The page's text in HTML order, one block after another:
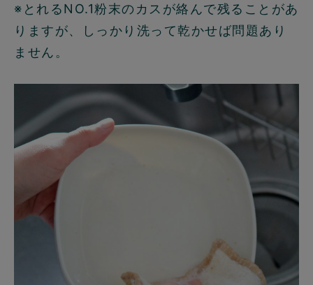
※とれるNO.1粉末のカスが絡んで残ることがあ
りますが、しっかり洗って乾かせば問題あり
ません。